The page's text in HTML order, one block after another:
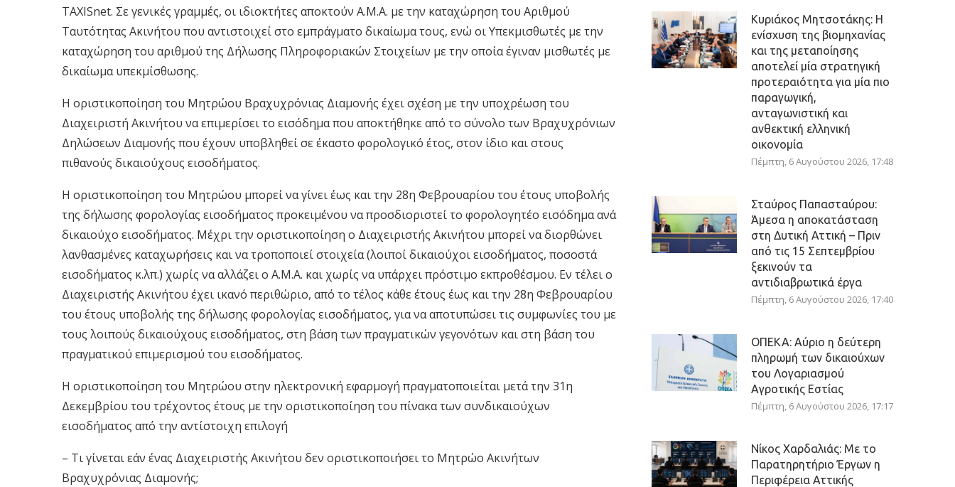
TAXISnet. Σε γενικές γραμμές, οι ιδιοκτήτες αποκτούν Α.Μ.Α. με την καταχώρηση του Αριθμού
Ταυτότητας Ακινήτου που αντιστοιχεί στο εμπράγματο δικαίωμα τους, ενώ οι Υπεκμισθωτές με την
καταχώρηση του αριθμού της Δήλωσης Πληροφοριακών Στοιχείων με την οποία έγιναν μισθωτές με
δικαίωμα υπεκμίσθωσης.
Η οριστικοποίηση του Μητρώου Βραχυχρόνιας Διαμονής έχει σχέση με την υποχρέωση του
Διαχειριστή Ακινήτου να επιμερίσει το εισόδημα που αποκτήθηκε από το σύνολο των Βραχυχρόνιων
Δηλώσεων Διαμονής που έχουν υποβληθεί σε έκαστο φορολογικό έτος, στον ίδιο και στους
πιθανούς δικαιούχους εισοδήματος.
Η οριστικοποίηση του Μητρώου μπορεί να γίνει έως και την 28η Φεβρουαρίου του έτους υποβολής
της δήλωσης φορολογίας εισοδήματος προκειμένου να προσδιοριστεί το φορολογητέο εισόδημα ανά
δικαιούχο εισοδήματος. Μέχρι την οριστικοποίηση ο Διαχειριστής Ακινήτου μπορεί να διορθώνει
λανθασμένες καταχωρήσεις και να τροποποιεί στοιχεία (λοιποί δικαιούχοι εισοδήματος, ποσοστά
εισοδήματος κ.λπ.) χωρίς να αλλάζει ο Α.Μ.Α. και χωρίς να υπάρχει πρόστιμο εκπροθέσμου. Εν τέλει ο
Διαχειριστής Ακινήτου έχει ικανό περιθώριο, από το τέλος κάθε έτους έως και την 28η Φεβρουαρίου
του έτους υποβολής της δήλωσης φορολογίας εισοδήματος, για να αποτυπώσει τις συμφωνίες του με
τους λοιπούς δικαιούχους εισοδήματος, στη βάση των πραγματικών γεγονότων και στη βάση του
πραγματικού επιμερισμού του εισοδήματος.
Η οριστικοποίηση του Μητρώου στην ηλεκτρονική εφαρμογή πραγματοποιείται μετά την 31η
Δεκεμβρίου του τρέχοντος έτους με την οριστικοποίηση του πίνακα των συνδικαιούχων
εισοδήματος από την αντίστοιχη επιλογή
– Τι γίνεται εάν ένας Διαχειριστής Ακινήτου δεν οριστικοποιήσει το Μητρώο Ακινήτων
Βραχυχρόνιας Διαμονής;
Κυριάκος Μητσοτάκης: Η
ενίσχυση της βιομηχανίας
και της μεταποίησης
αποτελεί μία στρατηγική
προτεραιότητα για μία πιο
παραγωγική,
ανταγωνιστική και
ανθεκτική ελληνική
οικονομία
Πέμπτη, 6 Αυγούστου 2026, 17:48
Σταύρος Παπασταύρου:
Άμεσα η αποκατάσταση
στη Δυτική Αττική – Πριν
από τις 15 Σεπτεμβρίου
ξεκινούν τα
αντιδιαβρωτικά έργα
Πέμπτη, 6 Αυγούστου 2026, 17:40
ΟΠΕΚΑ: Αύριο η δεύτερη
πληρωμή των δικαιούχων
του Λογαριασμού
Αγροτικής Εστίας
Πέμπτη, 6 Αυγούστου 2026, 17:17
Νίκος Χαρδαλιάς: Με το
Παρατηρητήριο Έργων η
Περιφέρεια Αττικής